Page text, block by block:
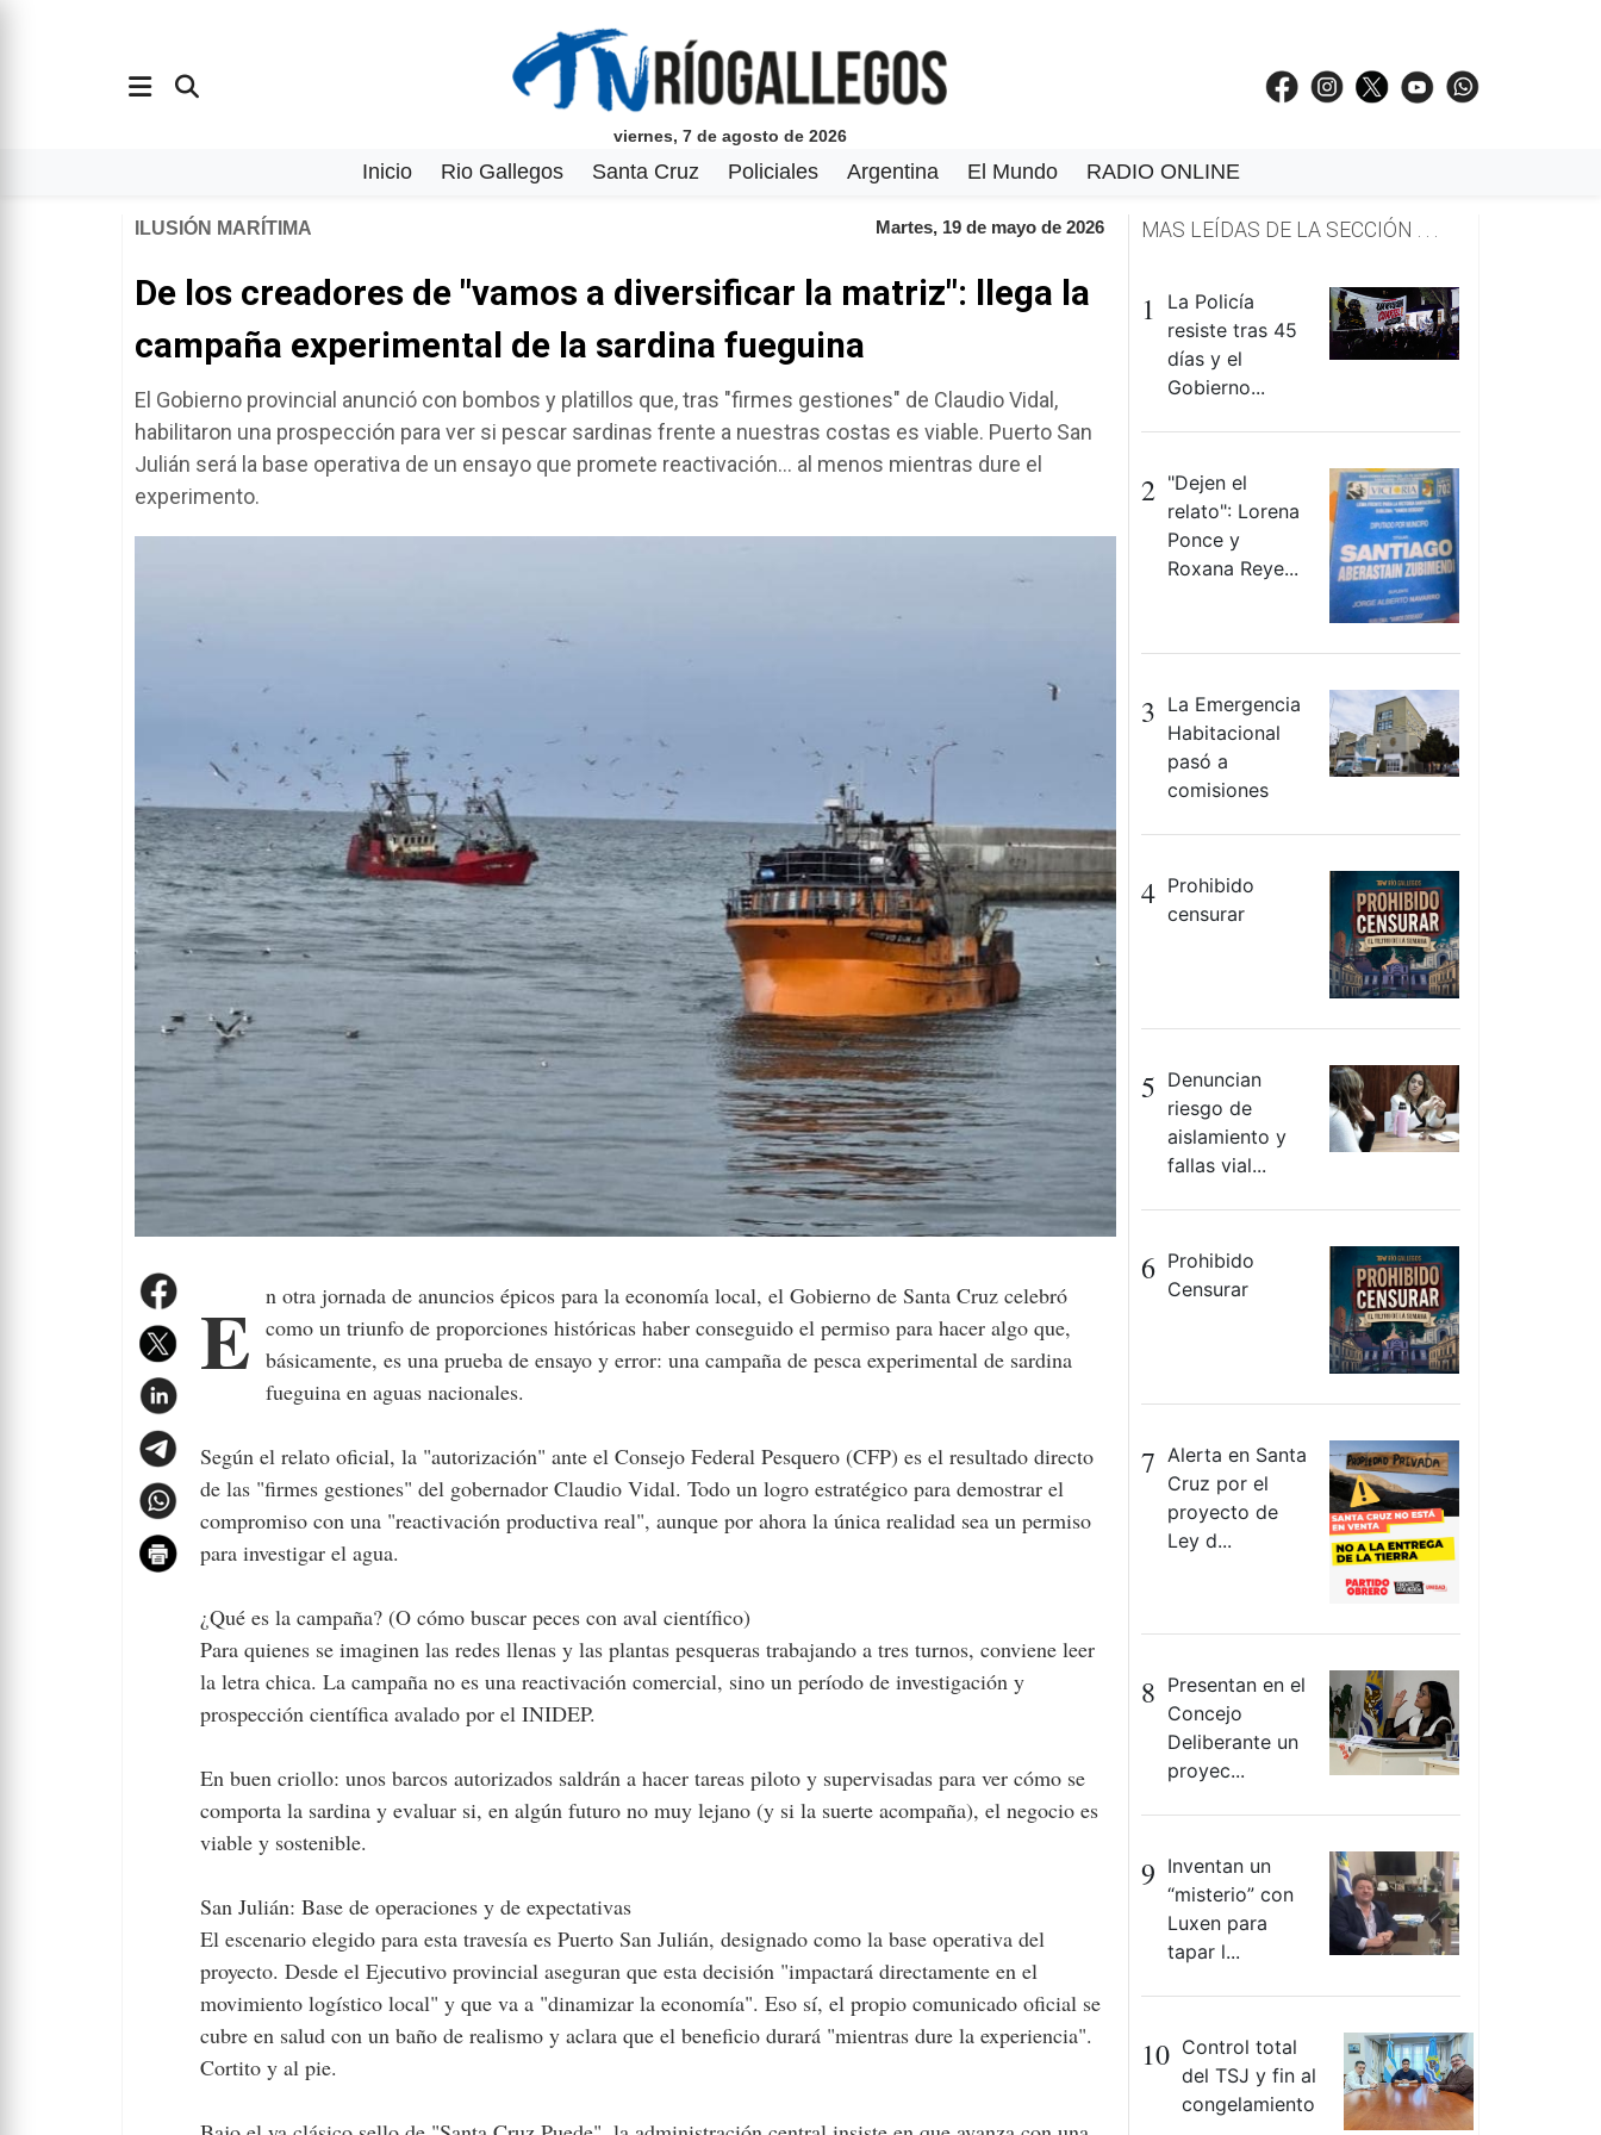
viernes, 7 de agosto de 2026
Inicio Rio Gallegos Santa Cruz Policiales Argentina El Mundo RADIO ONLINE
ILUSIÓN MARÍTIMA Martes, 19 de mayo de 2026
De los creadores de "vamos a diversificar la matriz": llega la
campaña experimental de la sardina fueguina
El Gobierno provincial anunció con bombos y platillos que, tras "firmes gestiones" de Claudio Vidal,
habilitaron una prospección para ver si pescar sardinas frente a nuestras costas es viable. Puerto San
Julián será la base operativa de un ensayo que promete reactivación... al menos mientras dure el
experimento.
En otra jornada de anuncios épicos para la economía local, el Gobierno de Santa Cruz celebró como un triunfo de proporciones históricas haber conseguido el permiso para hacer algo que,
básicamente, es una prueba de ensayo y error: una campaña de pesca experimental de sardina
fueguina en aguas nacionales.
Según el relato oficial, la "autorización" ante el Consejo Federal Pesquero (CFP) es el resultado directo
de las "firmes gestiones" del gobernador Claudio Vidal. Todo un logro estratégico para demostrar el
compromiso con una "reactivación productiva real", aunque por ahora la única realidad sea un permiso
para investigar el agua.
¿Qué es la campaña? (O cómo buscar peces con aval científico)
Para quienes se imaginen las redes llenas y las plantas pesqueras trabajando a tres turnos, conviene leer
la letra chica. La campaña no es una reactivación comercial, sino un período de investigación y
prospección científica avalado por el INIDEP.
En buen criollo: unos barcos autorizados saldrán a hacer tareas piloto y supervisadas para ver cómo se
comporta la sardina y evaluar si, en algún futuro no muy lejano (y si la suerte acompaña), el negocio es
viable y sostenible.
San Julián: Base de operaciones y de expectativas
El escenario elegido para esta travesía es Puerto San Julián, designado como la base operativa del
proyecto. Desde el Ejecutivo provincial aseguran que esta decisión "impactará directamente en el
movimiento logístico local" y que va a "dinamizar la economía". Eso sí, el propio comunicado oficial se
cubre en salud con un baño de realismo y aclara que el beneficio durará "mientras dure la experiencia".
Cortito y al pie.
MAS LEÍDAS DE LA SECCIÓN . . .
1
La Policía
resiste tras 45
días y el
Gobierno...
2 "Dejen el
relato": Lorena
Ponce y
Roxana Reye...
3 La Emergencia
Habitacional
pasó a
comisiones
4 Prohibido
censurar
5 Denuncian
riesgo de
aislamiento y
fallas vial...
6 Prohibido
Censurar
7 Alerta en Santa
Cruz por el
proyecto de
Ley d...
8 Presentan en el
Concejo
Deliberante un
proyec...
9 Inventan un
“misterio” con
Luxen para
tapar l...
10 Control total
del TSJ y fin al
congelamiento